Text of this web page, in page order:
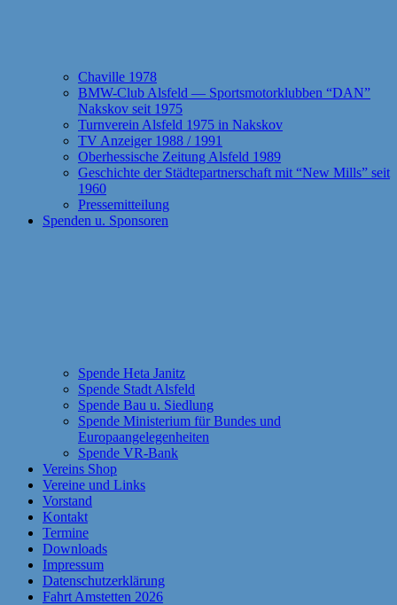
Chaville 1978
BMW-Club Alsfeld — Sportsmotorklubben “DAN”
Nakskov seit 1975
Turnverein Alsfeld 1975 in Nakskov
TV Anzeiger 1988 / 1991
Oberhessische Zeitung Alsfeld 1989
Geschichte der Städtepartnerschaft mit “New Mills” seit
1960
Pressemitteilung
Spenden u. Sponsoren
Spende Heta Janitz
Spende Stadt Alsfeld
Spende Bau u. Siedlung
Spende Ministerium für Bundes und
Europaangelegenheiten
Spende VR-Bank
Vereins Shop
Vereine und Links
Vorstand
Kontakt
Termine
Downloads
Impressum
Datenschutzerklärung
Fahrt Amstetten 2026